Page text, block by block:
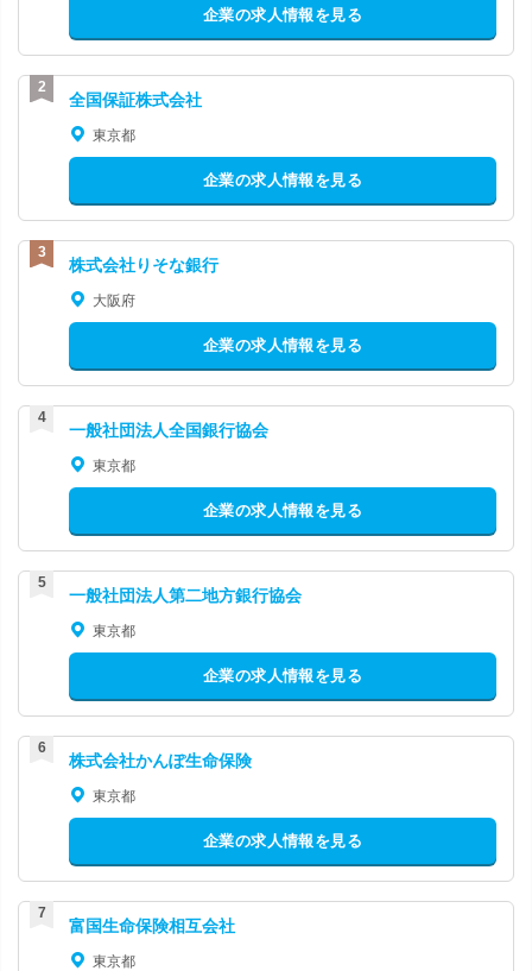
企業の求人情報を見る
全国保証株式会社
東京都
企業の求人情報を見る
株式会社りそな銀行
大阪府
企業の求人情報を見る
一般社団法人全国銀行協会
東京都
企業の求人情報を見る
一般社団法人第二地方銀行協会
東京都
企業の求人情報を見る
株式会社かんぽ生命保険
東京都
企業の求人情報を見る
富国生命保険相互会社
東京都